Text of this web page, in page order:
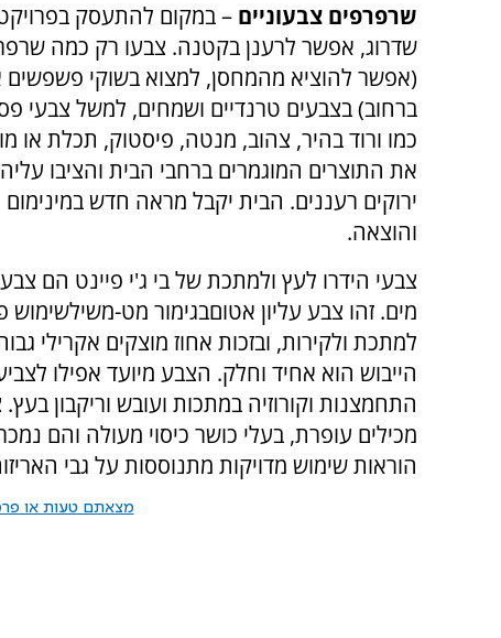
שרפרפים צבעוניים – במקום להתעסק
שדרוג, אפשר לרענן בקטנה. צבעו רק כמה
(אפשר להוציא מהמחסן, למצוא בשוקי פשפשים
ברחוב) בצבעים טרנדיים ושמחים, למשל צבעי
כמו ורוד בהיר, צהוב, מנטה, פיסטוק, תכלת או
את התוצרים המוגמרים ברחבי הבית והציבו
ירוקים רעננים. הבית יקבל מראה חדש
והוצאה.
צבעי הידרו לעץ ולמתכת של בי ג'י פיינט הם
מים. זהו צבע עליון אטוםבגימור מט-משילשימוש
למתכת ולקירות, ובזכות אחוז מוצקים אקרילי
הייבוש הוא אחיד וחלק. הצבע מיועד אפילו
התחמצנות וקורוזיה במתכות ועובש וריקבון
הוראות שימוש מדויקות מתנוססות על גבי
מצאתם טעות או